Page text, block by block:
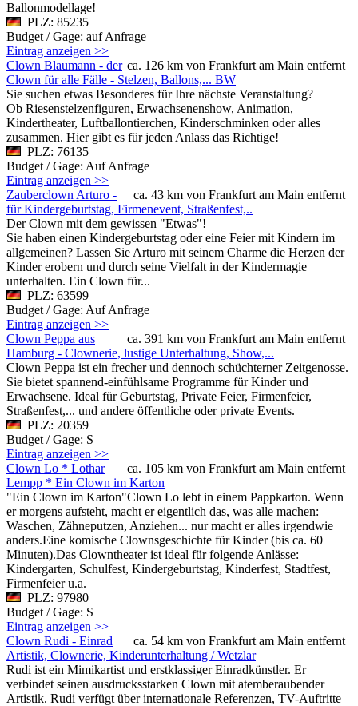
Ballonmodellage!
PLZ: 85235
Budget / Gage: auf Anfrage
Eintrag anzeigen >>
ca. 126 km von Frankfurt am Main entfernt
Clown Blaumann - der
Clown für alle Fälle - Stelzen, Ballons,... BW
Sie suchen etwas Besonderes für Ihre nächste Veranstaltung?
Ob Riesenstelzenfiguren, Erwachsenenshow, Animation,
Kindertheater, Luftballontierchen, Kinderschminken oder alles
zusammen. Hier gibt es für jeden Anlass das Richtige!
PLZ: 76135
Budget / Gage: Auf Anfrage
Eintrag anzeigen >>
ca. 43 km von Frankfurt am Main entfernt
Zauberclown Arturo -
für Kindergeburtstag, Firmenevent, Straßenfest,..
Der Clown mit dem gewissen "Etwas"!
Sie haben einen Kindergeburtstag oder eine Feier mit Kindern im
allgemeinen? Lassen Sie Arturo mit seinem Charme die Herzen der
Kinder erobern und durch seine Vielfalt in der Kindermagie
unterhalten. Ein Clown für...
PLZ: 63599
Budget / Gage: Auf Anfrage
Eintrag anzeigen >>
ca. 391 km von Frankfurt am Main entfernt
Clown Peppa aus
Hamburg - Clownerie, lustige Unterhaltung, Show,...
Clown Peppa ist ein frecher und dennoch schüchterner Zeitgenosse.
Sie bietet spannend-einfühlsame Programme für Kinder und
Erwachsene. Ideal für Geburtstag, Private Feier, Firmenfeier,
Straßenfest,... und andere öffentliche oder private Events.
PLZ: 20359
Budget / Gage: S
Eintrag anzeigen >>
ca. 105 km von Frankfurt am Main entfernt
Clown Lo * Lothar
Lempp * Ein Clown im Karton
"Ein Clown im Karton"Clown Lo lebt in einem Pappkarton. Wenn
er morgens aufsteht, macht er eigentlich das, was alle machen:
Waschen, Zähneputzen, Anziehen... nur macht er alles irgendwie
anders.Eine komische Clownsgeschichte für Kinder (bis ca. 60
Minuten).Das Clowntheater ist ideal für folgende Anlässe:
Kindergarten, Schulfest, Kindergeburtstag, Kinderfest, Stadtfest,
Firmenfeier u.a.
PLZ: 97980
Budget / Gage: S
Eintrag anzeigen >>
ca. 54 km von Frankfurt am Main entfernt
Clown Rudi - Einrad
Artistik, Clownerie, Kinderunterhaltung / Wetzlar
Rudi ist ein Mimikartist und erstklassiger Einradkünstler. Er
verbindet seinen ausdrucksstarken Clown mit atemberaubender
Artistik. Rudi verfügt über internationale Referenzen, TV-Auftritte